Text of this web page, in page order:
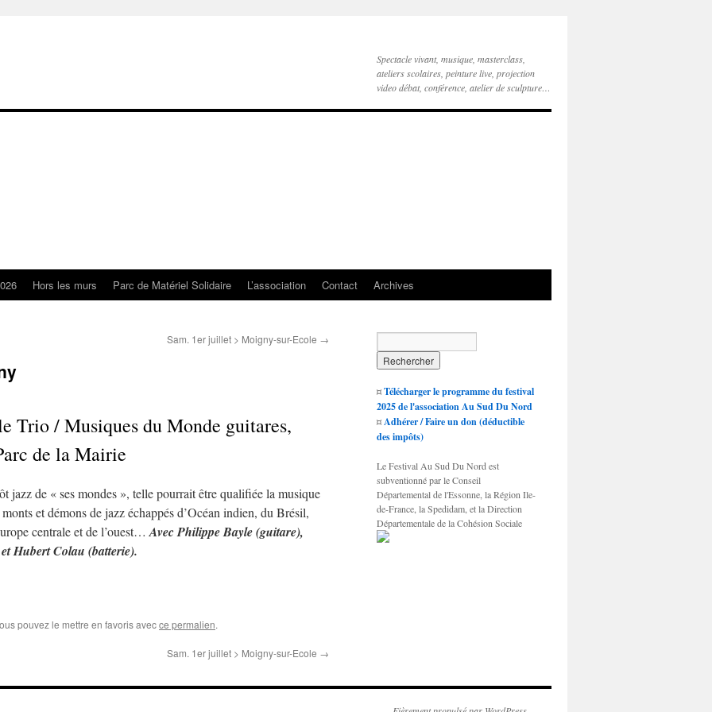
Spectacle vivant, musique, masterclass,
ateliers scolaires, peinture live, projection
video débat, conférence, atelier de sculpture…
Hors les murs Parc de Matériel Solidaire L’association Contact Archives
Sam. 1er juillet > Moigny-sur-Ecole →
Trio / Musiques du Monde guitares,
de la Mairie
jazz de « ses mondes », telle pourrait être qualifiée la musique
et démons de jazz échappés d’Océan indien, du Brésil,
centrale et de l’ouest… Avec Philippe Bayle (guitare),
Hubert Colau (batterie).
pouvez le mettre en favoris avecce permalien.
Sam. 1er juillet > Moigny-sur-Ecole →
¤Télécharger le programme du festival
2025 de l'association Au Sud Du Nord
¤Adhérer / Faire un don (déductible
des impôts)
Le Festival Au Sud Du Nord est
subventionné par le Conseil
Départemental de l'Essonne, la Région Ile-
de-France, la Spedidam, et la Direction
Départementale de la Cohésion Sociale